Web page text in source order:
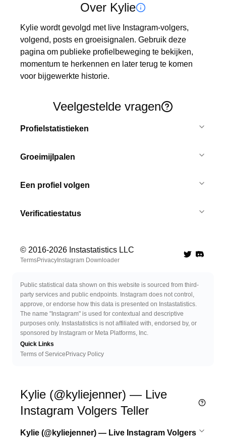
Over Kylie
Kylie wordt gevolgd met live Instagram-volgers,
volgend, posts en groeisignalen. Gebruik deze
pagina om publieke profielbeweging te bekijken,
momentum te herkennen en later terug te komen
voor bijgewerkte historie.
Veelgestelde vragen
Profielstatistieken
Groeimijlpalen
Een profiel volgen
Verificatiestatus
© 2016-2026 Instastatistics LLC
TermsPrivacy Instagram Downloader TwitterDiscord
Public statistical data shown on this website is sourced from third-
party services and public endpoints. Instagram does not control,
approve, or endorse how this data is presented on Instastatistics.
The name "Instagram" is used for contextual and descriptive
purposes only. Instastatistics is not affiliated with, endorsed by, or
sponsored by Instagram or Meta Platforms, Inc.
Quick Links
Terms of Service Privacy Policy
Kylie (@kyliejenner) — Live
Instagram Volgers Teller
Kylie (@kyliejenner) — Live Instagram Volgers